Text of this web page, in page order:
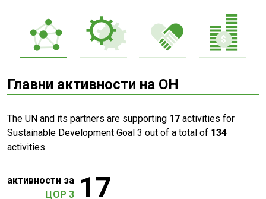
Главни активности на ОН
The UN and its partners are supporting 17 activities for
Sustainable Development Goal 3 out of a total of 134
activities.
активности за
ЦОР 3
17